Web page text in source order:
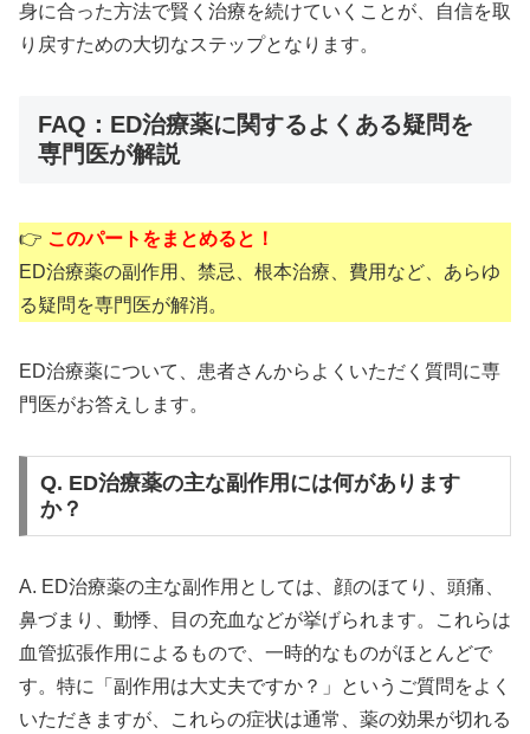
身に合った方法で賢く治療を続けていくことが、自信を取
り戻すための大切なステップとなります。
FAQ：ED治療薬に関するよくある疑問を
専門医が解説
👉 このパートをまとめると！
ED治療薬の副作用、禁忌、根本治療、費用など、あらゆ
る疑問を専門医が解消。
ED治療薬について、患者さんからよくいただく質問に専
門医がお答えします。
Q. ED治療薬の主な副作用には何があります
か？
A. ED治療薬の主な副作用としては、顔のほてり、頭痛、
鼻づまり、動悸、目の充血などが挙げられます。これらは
血管拡張作用によるもので、一時的なものがほとんどで
す。特に「副作用は大丈夫ですか？」というご質問をよく
いただきますが、これらの症状は通常、薬の効果が切れる